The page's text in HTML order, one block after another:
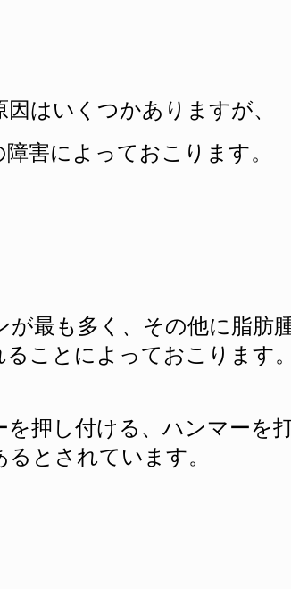
はいくつかありますが、
害によっておこります。
最も多く、その他に脂肪
ことによっておこります。
押し付ける、ハンマーを
とされています。